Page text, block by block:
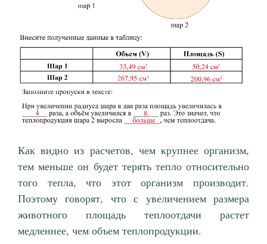
Как видно из расчетов, чем крупнее организм,
тем меньше он будет терять тепло относительно
того тепла, что этот организм производит.
Поэтому говорят, что с увеличением размера
животного площадь теплоотдачи растет
медленнее, чем объем теплопродукции.